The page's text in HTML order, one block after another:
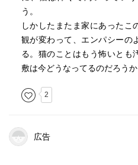
う。
しかしたまたま家にあったこ
観が変わって、エンパシーの
る。猫のことはもう怖いとも
敷は今どうなってるのだろうか
2
広告